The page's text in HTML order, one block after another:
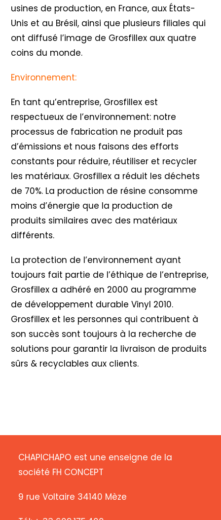
usines de production, en France, aux États-
Unis et au Brésil, ainsi que plusieurs filiales qui
ont diffusé l’image de Grosfillex aux quatre
coins du monde.
Environnement:
En tant qu’entreprise, Grosfillex est
respectueux de l’environnement: notre
processus de fabrication ne produit pas
d’émissions et nous faisons des efforts
constants pour réduire, réutiliser et recycler
les matériaux. Grosfillex a réduit les déchets
de 70%. La production de résine consomme
moins d’énergie que la production de
produits similaires avec des matériaux
différents.
La protection de l’environnement ayant
toujours fait partie de l’éthique de l’entreprise,
Grosfillex a adhéré en 2000 au programme
de développement durable Vinyl 2010.
Grosfillex et les personnes qui contribuent à
son succès sont toujours à la recherche de
solutions pour garantir la livraison de produits
sûrs & recyclables aux clients.
CHAPICHAPO est une enseigne de la
société FH CONCEPT
9 rue Voltaire 34140 Mèze